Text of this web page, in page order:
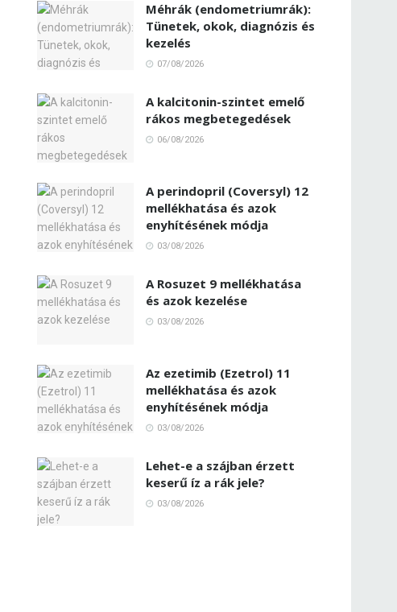
Méhrák (endometriumrák):
Tünetek, okok, diagnózis és
kezelés
07/08/2026
A kalcitonin-szintet emelő
rákos megbetegedések
06/08/2026
A perindopril (Coversyl) 12
mellékhatása és azok
enyhítésének módja
03/08/2026
A Rosuzet 9 mellékhatása
és azok kezelése
03/08/2026
Az ezetimib (Ezetrol) 11
mellékhatása és azok
enyhítésének módja
03/08/2026
Lehet-e a szájban érzett
keserű íz a rák jele?
03/08/2026